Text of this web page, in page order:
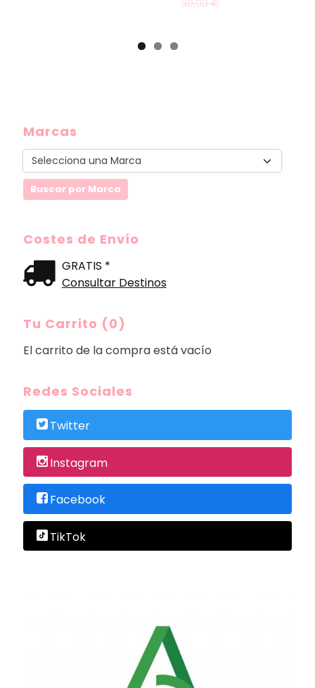
Marcas
Costes de Envío
GRATIS *
Consultar Destinos
Tu Carrito (0)
El carrito de la compra está vacío
Redes Sociales
Twitter
Instagram
Facebook
TikTok
30,00 €